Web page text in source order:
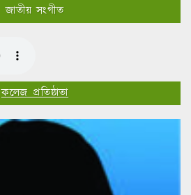
জাতীয় সংগীত
কলেজ প্রতিষ্ঠাতা